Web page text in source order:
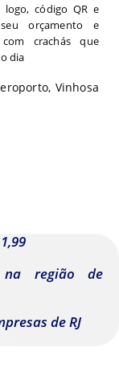
código QR e
orçamento e
crachás que
dia
Vinhosa
na região de
de RJ